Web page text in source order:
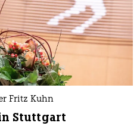
Fritz Kuhn
Stuttgart